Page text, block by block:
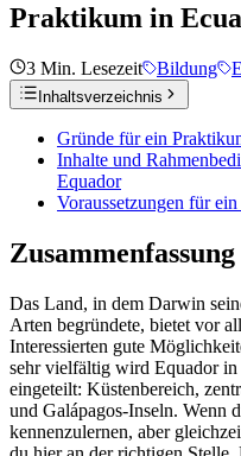
Praktikum in
3 Min. Lesezeit Bildung
Inhaltsverzeichnis
Gründe für ein
Inhalte und
Equador
Voraussetzungen für
Zusammenfassung
Das Land, in dem Darwin
Arten begründete, bietet vor
Interessierten gute
sehr vielfältig wird Equador
eingeteilt: Küstenbereich,
und Galápagos-Inseln. Wenn
kennenzulernen, aber